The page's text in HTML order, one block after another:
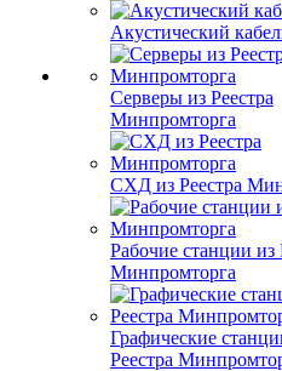
Акустический
Серверы из Реестра
Минпромторга
СХД из Реестра
Рабочие станции из
Минпромторга
Графические
Реестра